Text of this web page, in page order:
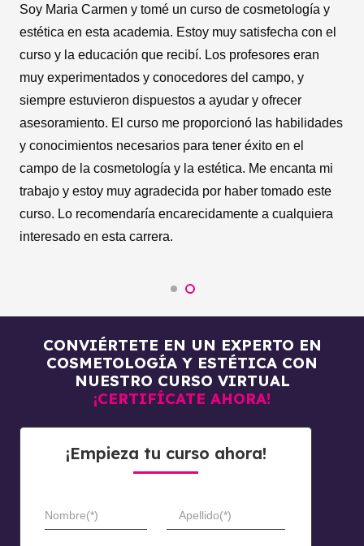
Estoy muy satisfecha con los cursos de limpieza facial y
corporal que he tomado. He aprendido mucho sobre
cómo cuidar mi piel y he notado una gran mejora en su
apariencia y salud. Los profesores son muy
conocedores del tema y me han enseñado técnicas y
productos que realmente funcionan. Además, la
estructura del curso es muy práctica y me ha permitido
aplicar lo que he aprendido de inmediato.
Recomendaría estos cursos a cualquiera que esté
CONVIÉRTETE EN UN EXPERTO EN
COSMETOLOGÍA Y ESTÉTICA CON
NUESTRO CURSO VIRTUAL
¡CERTIFÍCATE AHORA!
¡Empieza tu curso ahora!
Nombre(*) Apellido(*)